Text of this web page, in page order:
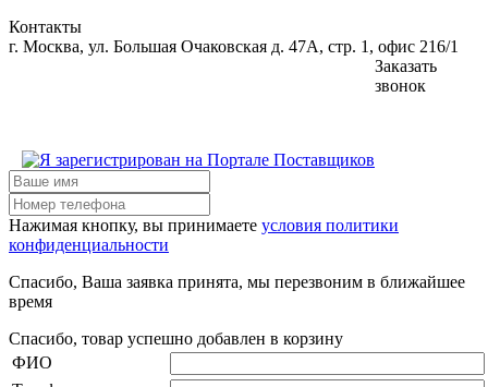
Контакты
г. Москва, ул. Большая Очаковская д. 47А, стр. 1, офис 216/1
Заказать
звонок
Нажимая кнопку, вы принимаете условия политики
конфиденциальности
Спасибо, Ваша заявка принята, мы перезвоним в ближайшее
время
Спасибо, товар успешно добавлен в корзину
ФИО